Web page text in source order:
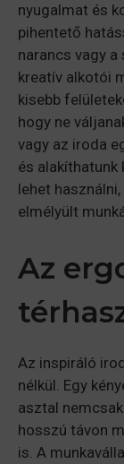
nyugalmat és
pihentető
narancs vagy a
kreatív alkotói
kisebb
hogy ne
vagy az iroda
és
lehet
elmélyült
Az
Az inspiráló
nélkül. Egy
asztal
hosszú távon
is. A